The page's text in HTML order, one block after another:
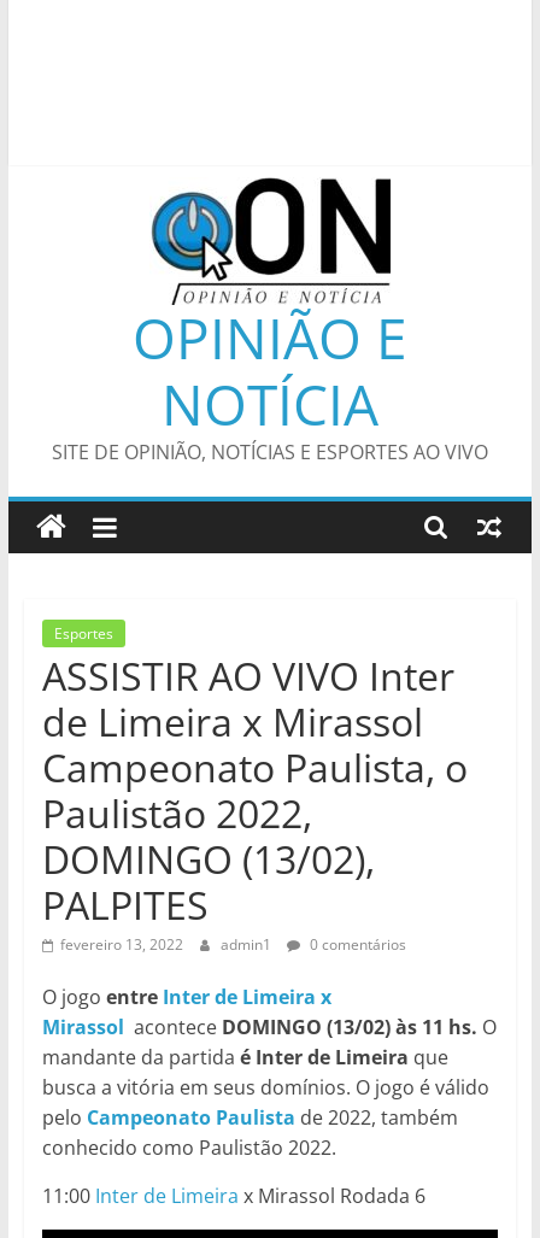
OPINIÃO E
NOTÍCIA
SITE DE OPINIÃO, NOTÍCIAS E ESPORTES AO VIVO
Esportes
ASSISTIR AO VIVO Inter
de Limeira x Mirassol
Campeonato Paulista, o
Paulistão 2022,
DOMINGO (13/02),
PALPITES
fevereiro 13, 2022 admin1 0 comentários
O jogo entre Inter de Limeira x
Mirassol aconteceDOMINGO (13/02) às 11 hs. O
mandante da partida é Inter de Limeira que
busca a vitória em seus domínios. O jogo é válido
pelo Campeonato Paulista de 2022, também
conhecido como Paulistão 2022.
11:00 Inter de Limeira x Mirassol Rodada 6